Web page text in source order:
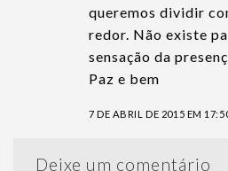
queremos dividir
redor. Não existe
sensação da
Paz e bem
7 DE ABRIL DE 2015 EM
Deixe um comentário